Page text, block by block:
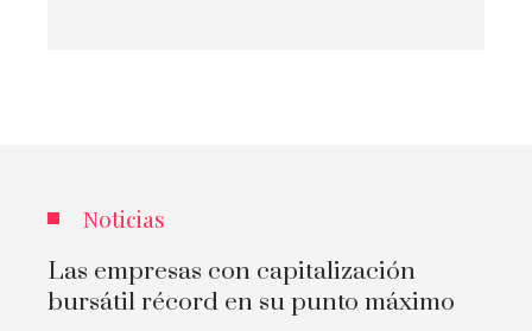
Noticias
Las empresas con capitalización
bursátil récord en su punto máximo